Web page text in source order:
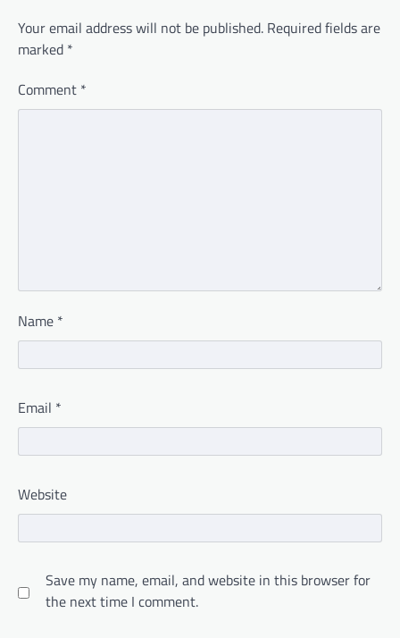
Your email address will not be published. Required fields are
marked *
Comment *
Name *
Email *
Website
Save my name, email, and website in this browser for
the next time I comment.